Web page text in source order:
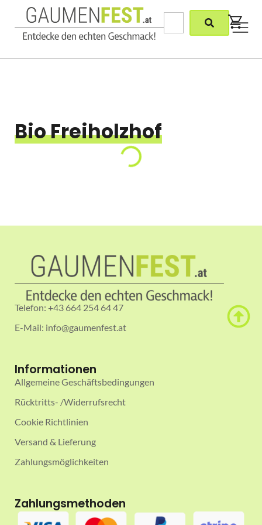
Bio Freiholzhof
Telefon: +43 664 254 64 47
E-Mail: info@gaumenfest.at
Informationen
Allgemeine Geschäftsbedingungen
Rücktritts- /Widerrufsrecht
Cookie Richtlinien
Versand & Lieferung
Zahlungsmöglichkeiten
Zahlungsmethoden